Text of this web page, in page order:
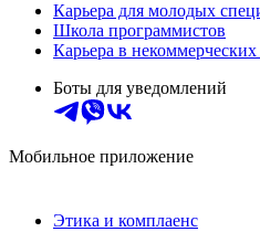
Карьера для молодых
Школа программистов
Карьера в
Боты для уведомлений
Мобильное приложение
Этика и комплаенс